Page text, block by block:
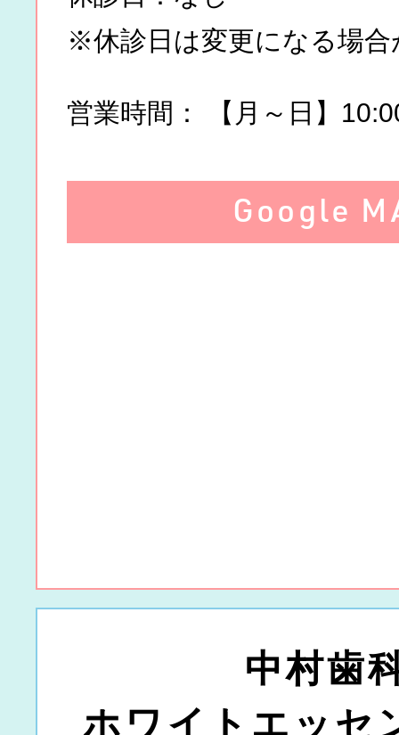
※休診日は変更になる場合
営業時間 ： 【月～日】
Google
中村歯
ホワイトエッセ